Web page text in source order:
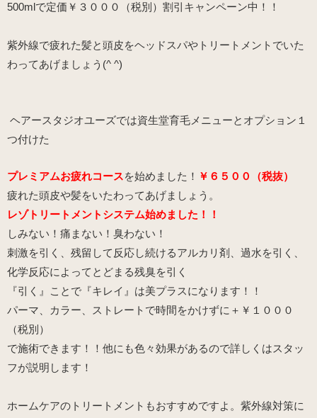
500mlで定価￥３０００（税別）割引キャンペーン中！！
紫外線で疲れた髪と頭皮をヘッドスパやトリートメントでいた
わってあげましょう(^ ^)
ヘアースタジオユーズでは資生堂育毛メニューとオプション１
つ付けた
プレミアムお疲れコースを始めました！ ￥６５００（税抜）
疲れた頭皮や髪をいたわってあげましょう。
レゾトリートメントシステム始めました！！
しみない！痛まない！臭わない！
刺激を引く、残留して反応し続けるアルカリ剤、過水を引く、
化学反応によってとどまる残臭を引く
『引く』ことで『キレイ』は美プラスになります！！
パーマ、カラー、ストレートで時間をかけずに＋￥１０００
（税別）
で施術できます！！他にも色々効果があるので詳しくはスタッ
フが説明します！
ホームケアのトリートメントもおすすめですよ。紫外線対策に